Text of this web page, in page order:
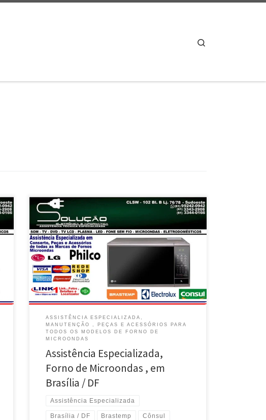
Solução Eletrônica , Conserto da Placa Principal ,
Forno de Microondas – Brasília / DF Reparo da Placa
de Eletrônica , Forno de Microondas , todos os
modelos – Busca no Guará / DF Conserto e
Manutenção , Forno de Microondas , todos os
modelos – Busca e Entrega na […]
ASSISTÊNCIA ESPECIALIZADA,
MANUTENÇÃO , PEÇAS E ACESSÓRIOS PARA
TODOS OS MODELOS DE FORNO DE
MICROONDAS
Assistência Especializada,
Forno de Microondas , em
Brasília / DF
Assistência Especializada
Brasília / DF Brastemp Cônsul